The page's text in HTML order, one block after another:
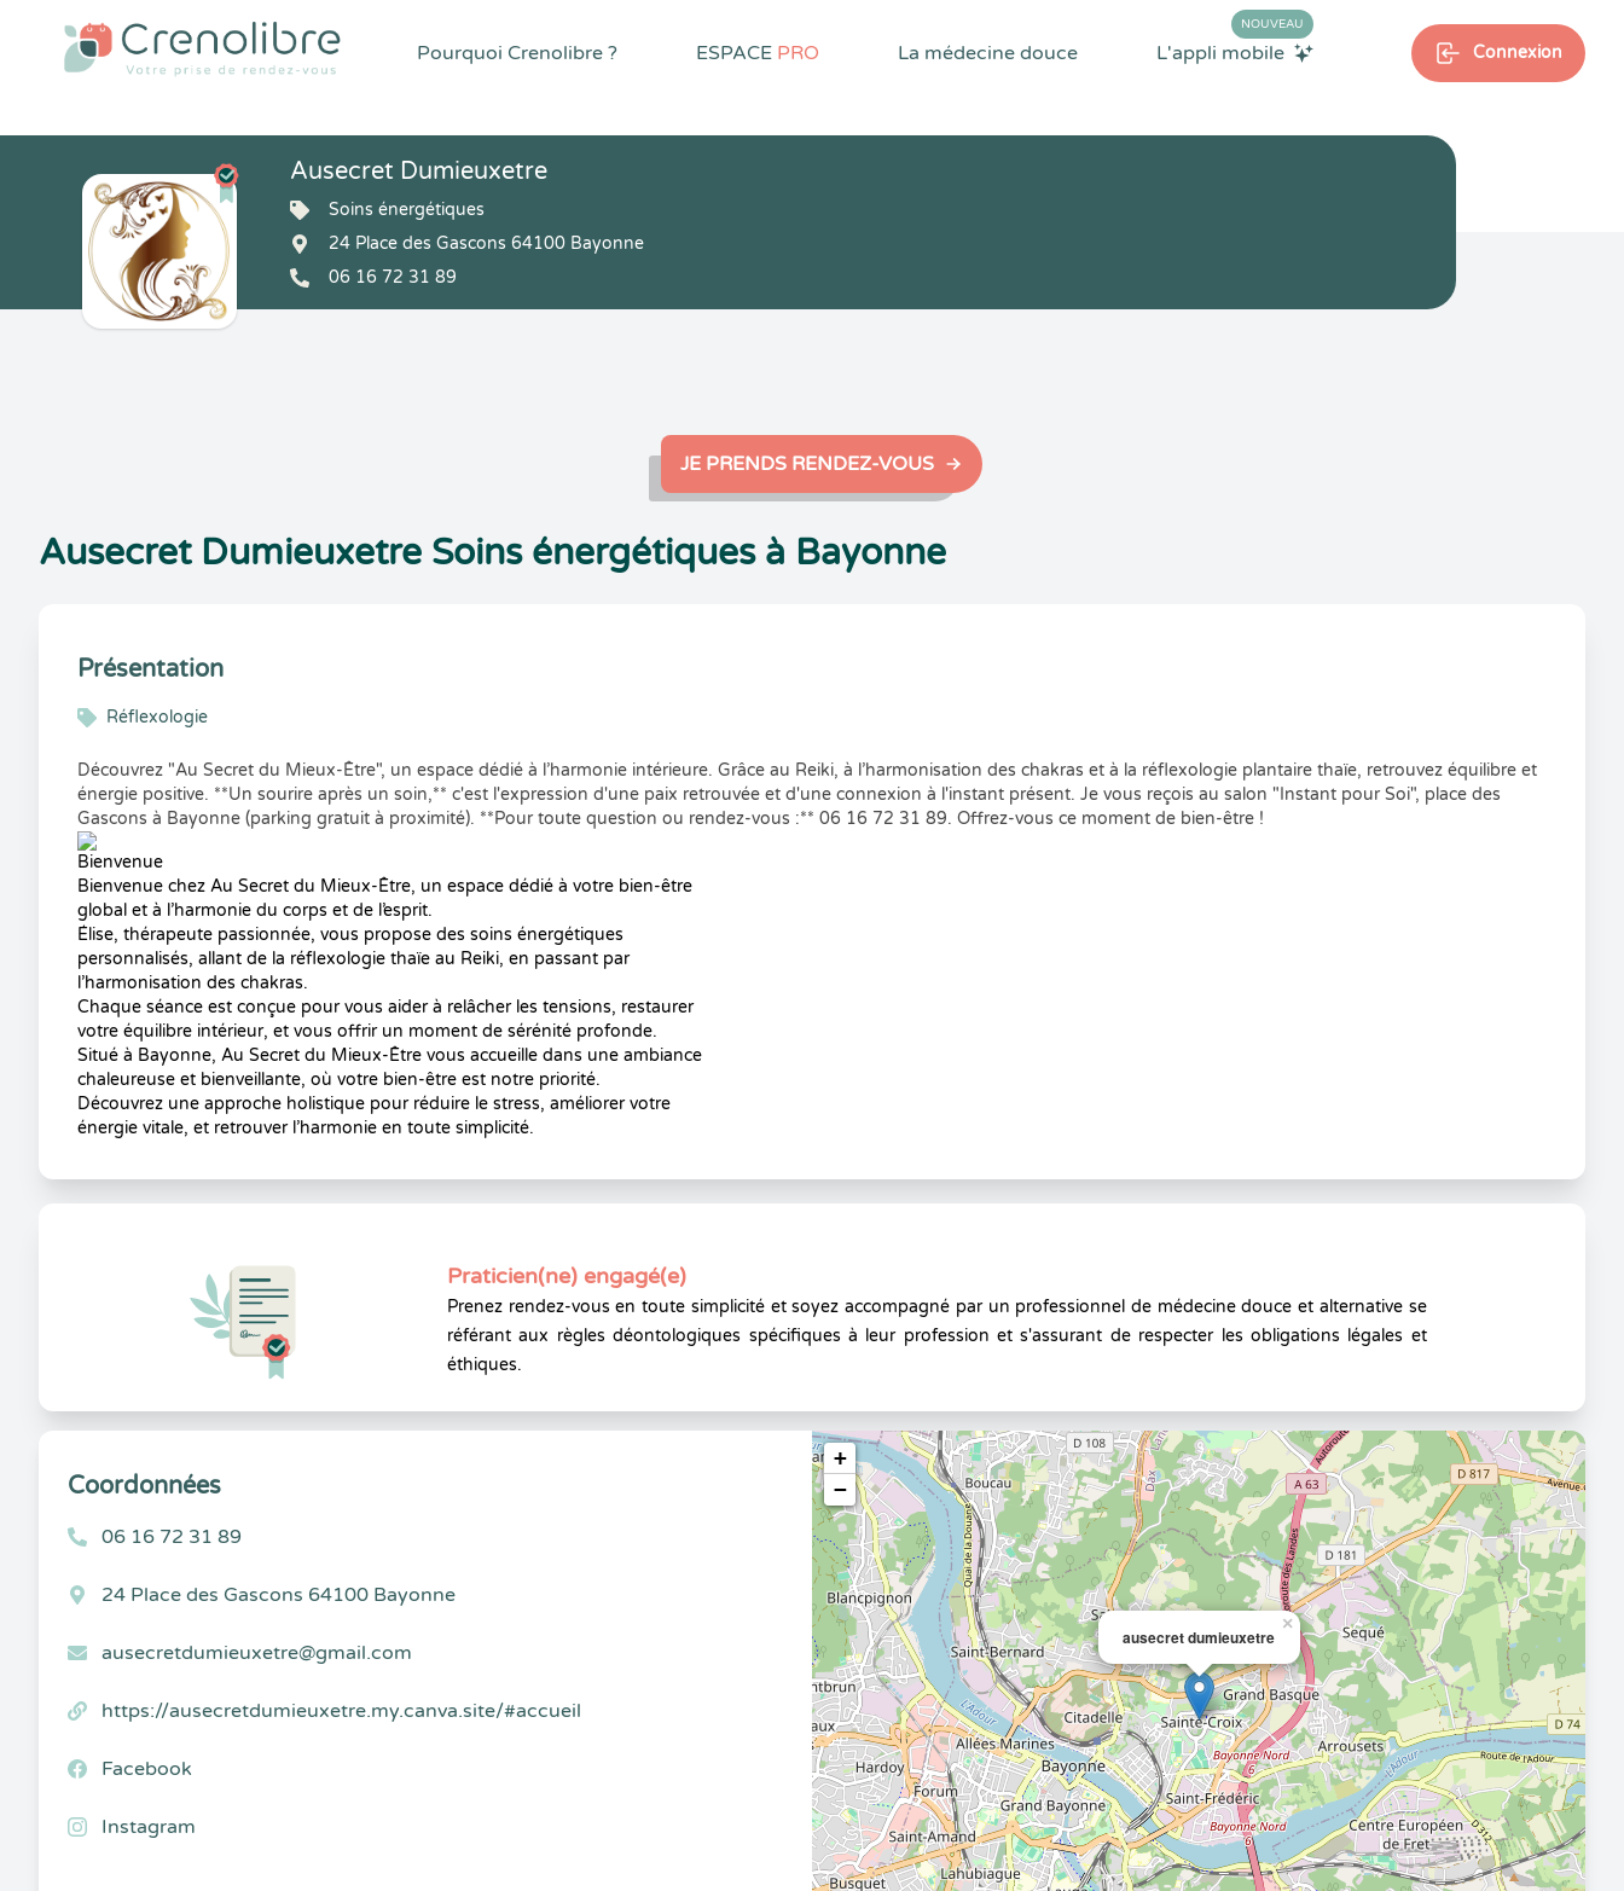
Pourquoi Crenolibre ? ESPACE PRO La médecine douce L'appli mobile
NOUVEAU
Connexion
Ausecret Dumieuxetre
Soins énergétiques
24 Place des Gascons 64100 Bayonne
06 16 72 31 89
JE PRENDS RENDEZ-VOUS
Ausecret Dumieuxetre Soins énergétiques à Bayonne
Présentation
Réflexologie
Découvrez "Au Secret du Mieux-Être", un espace dédié à l’harmonie intérieure. Grâce au Reiki, à l’harmonisation des chakras et à la réflexologie plantaire thaïe, retrouvez équilibre et
énergie positive. **Un sourire après un soin,** c'est l'expression d'une paix retrouvée et d'une connexion à l'instant présent. Je vous reçois au salon "Instant pour Soi", place des
Gascons à Bayonne (parking gratuit à proximité). **Pour toute question ou rendez-vous :** 06 16 72 31 89. Offrez-vous ce moment de bien-être !
Bienvenue
Bienvenue chez Au Secret du Mieux-Être, un espace dédié à votre bien-être
global et à l’harmonie du corps et de l’esprit.
Élise, thérapeute passionnée, vous propose des soins énergétiques
personnalisés, allant de la réflexologie thaïe au Reiki, en passant par
l’harmonisation des chakras.
Chaque séance est conçue pour vous aider à relâcher les tensions, restaurer
votre équilibre intérieur, et vous offrir un moment de sérénité profonde.
Situé à Bayonne, Au Secret du Mieux-Être vous accueille dans une ambiance
chaleureuse et bienveillante, où votre bien-être est notre priorité.
Découvrez une approche holistique pour réduire le stress, améliorer votre
énergie vitale, et retrouver l’harmonie en toute simplicité.
Praticien(ne) engagé(e)
Prenez rendez-vous en toute simplicité et soyez accompagné par un professionnel de médecine douce et alternative se
référant aux règles déontologiques spécifiques à leur profession et s'assurant de respecter les obligations légales et
éthiques.
Coordonnées
06 16 72 31 89
24 Place des Gascons 64100 Bayonne
ausecretdumieuxetre@gmail.com
https://ausecretdumieuxetre.my.canva.site/#accueil
Facebook
Instagram
ausecret dumieuxetre
×
+
−